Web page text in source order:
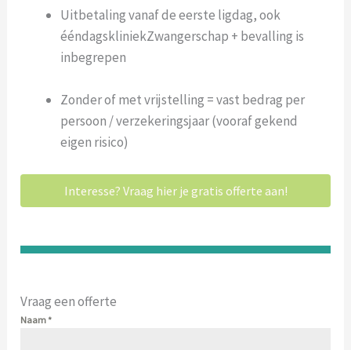
Uitbetaling vanaf de eerste ligdag, ook
ééndagskliniekZwangerschap + bevalling is
inbegrepen
Zonder of met vrijstelling = vast bedrag per
persoon / verzekeringsjaar (vooraf gekend
eigen risico)
Interesse? Vraag hier je gratis offerte aan!
Vraag een offerte
Naam *